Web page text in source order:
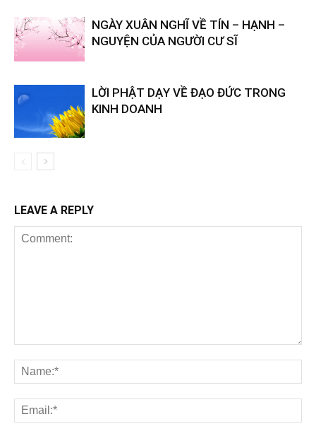
NGÀY XUÂN NGHĨ VỀ TÍN – HẠNH –
NGUYỆN CỦA NGƯỜI CƯ SĨ
LỜI PHẬT DẠY VỀ ĐẠO ĐỨC TRONG
KINH DOANH
LEAVE A REPLY